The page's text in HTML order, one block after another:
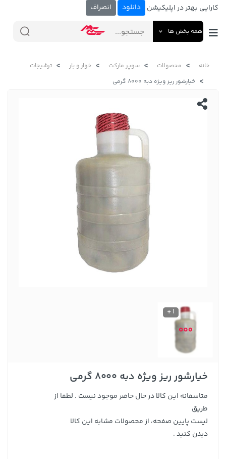
کارایی بهتر در اپلیکیشن دانلود انصراف
همه بخش ها
خانه محصولات سوپر مارکت خوار و بار
ترشیجات
خیارشور ریز ویژه دبه 8000 گرمی
1 +
خیارشور ریز ویژه دبه 8000 گرمی
متاسفانه این کالا در حال حاضر موجود نیست . لطفا از
طریق
لیست پایین صفحه، از محصولات مشابه این کالا
دیدن کنید .